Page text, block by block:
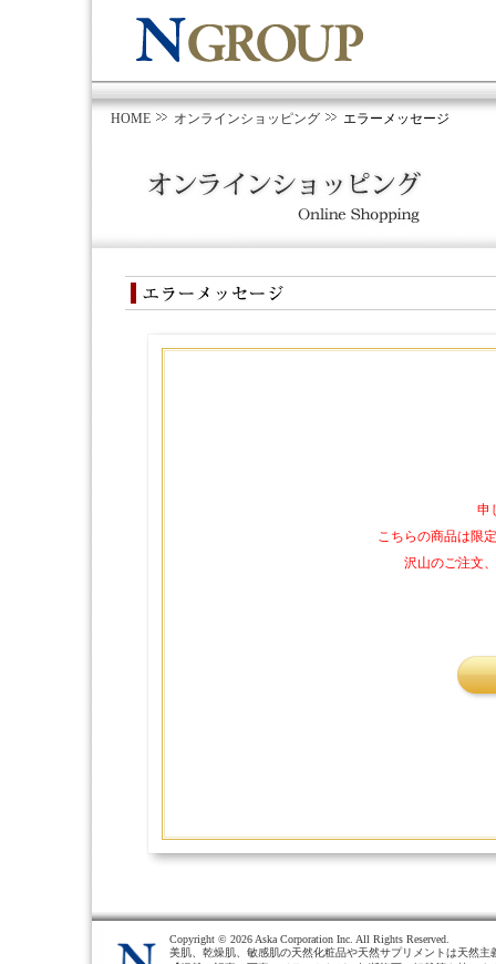
HOME オンラインショッピング エラーメッセージ
申
こちらの商品は限
沢山のご注文
Copyright © 2026 Aska Corporation Inc. All Rights Reserved.
美肌、乾燥肌、敏感肌の天然化粧品や天然サプリメントは天然主